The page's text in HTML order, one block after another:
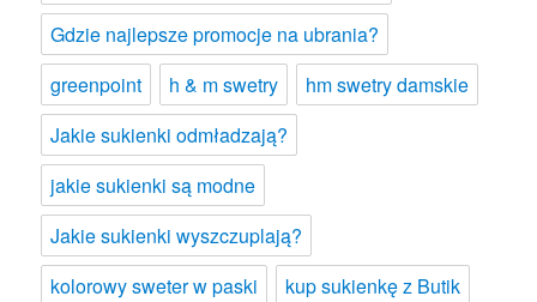
Gdzie najlepsze promocje na ubrania?
greenpoint
h & m swetry
hm swetry damskie
Jakie sukienki odmładzają?
jakie sukienki są modne
Jakie sukienki wyszczuplają?
kolorowy sweter w paski
kup sukienkę z Butik